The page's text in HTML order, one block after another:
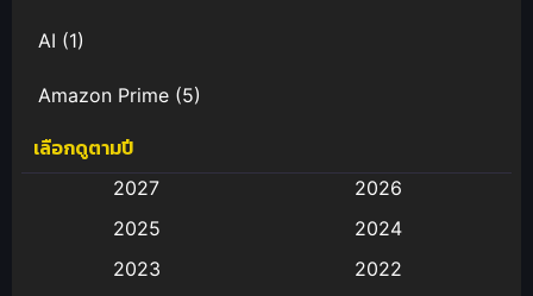
AI (1)
Amazon Prime (5)
Anal (ประตูหลัง)
Animation การ์ตูน
เลือกดูตามปี
2027
2026
2025
2024
2023
2022